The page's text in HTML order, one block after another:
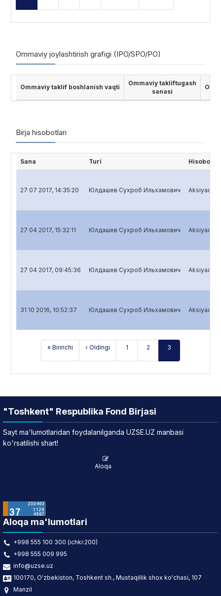
Ommaviy joylashtirish grafigi (IPO/SPO/PO)
Ommaviy taklif boshlanish vaqti
Ommaviy takliftugash
sanasi
Birja hisobotlari
Sana Turi Hisobot
27 07 2017, 14:35:20 Юлдашев Сухроб Ильхамович
27 04 2017, 15:32:11 Юлдашев Сухроб Ильхамович
27 04 2017, 09:45:36 Юлдашев Сухроб Ильхамович
31 10 2016, 10:52:37 Юлдашев Сухроб Ильхамович
« Birinchi ‹ Oldingi 1 2 3
"Toshkent" Respublika Fond Birjasi
Sayt ma'lumotlaridan foydalanilganda UZSE.UZ manbasi
ko'rsatilishi shart!
Aloqa
Aloqa ma'lumotlari
+998 555 100 300 (ichki:200)
+998 555 009 995
info@uzse.uz
100170, O'zbekiston, Toshkent sh., Mustaqillik shox ko'chasi, 107
Manzil